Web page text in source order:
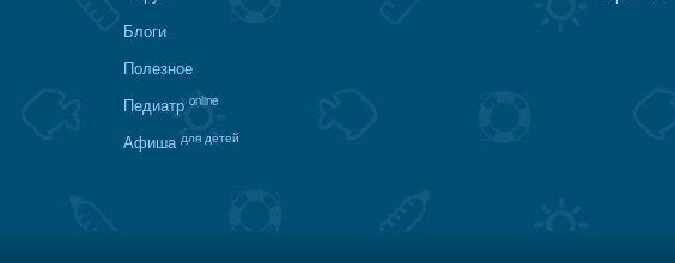
Блоги
Полезное
Педиатр online
Афиша для детей